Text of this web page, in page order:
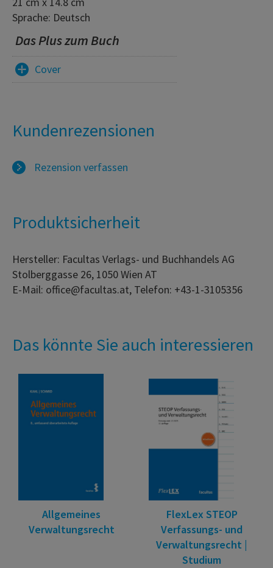
Sprache: Deutsch
Das Plus zum Buch
Cover
Kundenrezensionen
Rezension verfassen
Produktsicherheit
Hersteller: Facultas Verlags- und Buchhandels AG
Stolberggasse 26, 1050 Wien AT
E-Mail: office@facultas.at, Telefon: +43-1-3105356
Das könnte Sie auch interessieren
Allgemeines
Verwaltungsrecht
FlexLex STEOP
Verfassungs- und
Verwaltungsrecht |
Studium